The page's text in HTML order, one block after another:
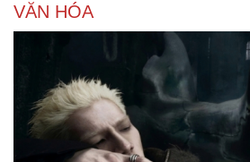
VĂN HÓA